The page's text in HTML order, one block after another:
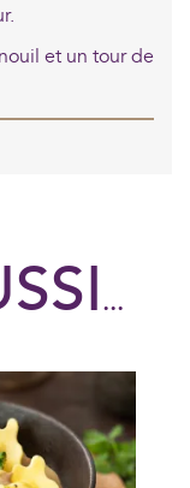
et un tour de
...